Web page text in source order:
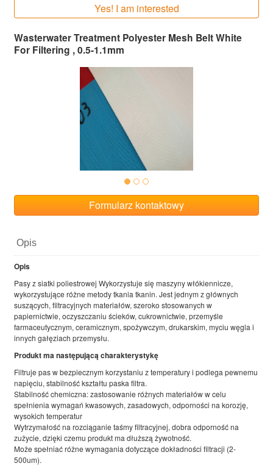
Yes! I am interested
Wasterwater Treatment Polyester Mesh Belt White
For Filtering , 0.5-1.1mm
Formularz kontaktowy
Opis
Opis
Pasy z siatki poliestrowej Wykorzystuje się maszyny włókiennicze,
wykorzystujące różne metody tkania tkanin. Jest jednym z głównych
suszących, filtracyjnych materiałów, szeroko stosowanych w
papiernictwie, oczyszczaniu ścieków, cukrownictwie, przemyśle
farmaceutycznym, ceramicznym, spożywczym, drukarskim, myciu węgla i
innych gałęziach przemysłu.
Produkt ma następującą charakterystykę
Filtruje pas w bezpiecznym korzystaniu z temperatury i podlega pewnemu
napięciu, stabilność kształtu paska filtra.
Stabilność chemiczna: zastosowanie różnych materiałów w celu
spełnienia wymagań kwasowych, zasadowych, odporności na korozję,
wysokich temperatur
Wytrzymałość na rozciąganie taśmy filtracyjnej, dobra odporność na
zużycie, dzięki czemu produkt ma dłuższą żywotność.
Może spełniać różne wymagania dotyczące dokładności filtracji (2-
500um).